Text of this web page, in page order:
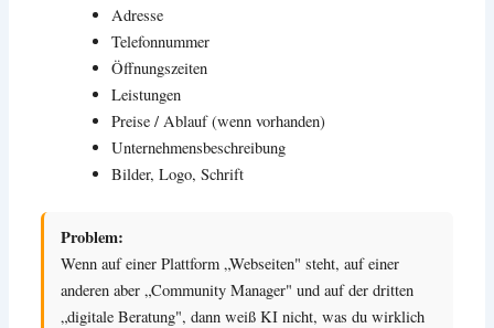
Adresse
Telefonnummer
Öffnungszeiten
Leistungen
Preise / Ablauf (wenn vorhanden)
Unternehmensbeschreibung
Bilder, Logo, Schrift
Problem:
Wenn auf einer Plattform „Webseiten" steht, auf einer
anderen aber „Community Manager" und auf der dritten
„digitale Beratung", dann weiß KI nicht, was du wirklich